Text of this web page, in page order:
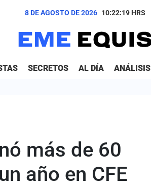
8 DE AGOSTO DE 2026 10:22:20 HRS
SECRETOS AL DÍA ANÁLISIS
más de 60
año en CFE